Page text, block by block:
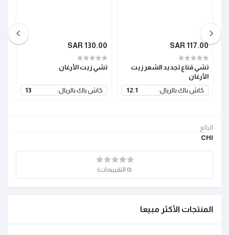
البائع
CHI
(0 التقيييمات)
المنتجات الأكثر مبيعا
117.00 SAR
تشي قناع تجديد الشعر زيت
الأرغان
كاش باك بالريال:
12.1
130.00 SAR
تشي زيت الأرغان
كاش باك بالريال: 13